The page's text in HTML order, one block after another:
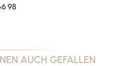
98
AUCH GEFALLEN